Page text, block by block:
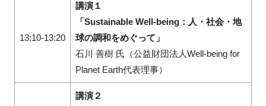
13:10-13:20
講演１
「Sustainable Well-being：人・社会・地
球の調和をめぐって」
石川 善樹 氏（公益財団法人Well-being for
Planet Earth代表理事）
講演２